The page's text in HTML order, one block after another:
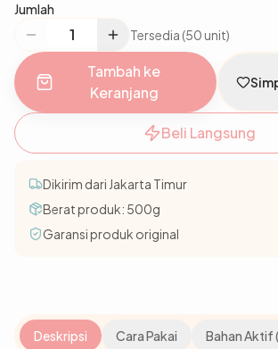
Jumlah
Tersedia (50 unit)
Tambah ke
Keranjang
Beli Langsung
Dikirim dari Jakarta Timur
Berat produk: 500g
Garansi produk original
Deskripsi Cara Pakai Bahan Aktif